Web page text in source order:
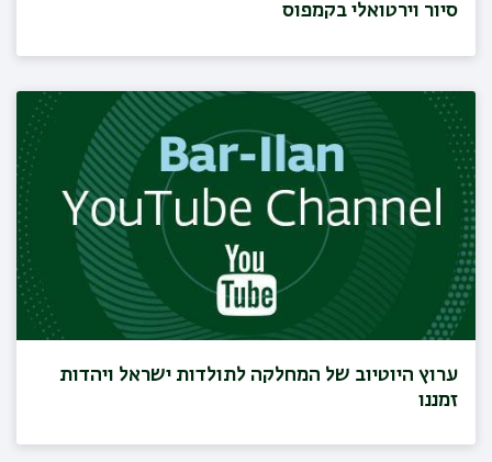
סיור וירטואלי בקמפוס
ערוץ היוטיוב של המחלקה לתולדות ישראל ויהדות
זמננו